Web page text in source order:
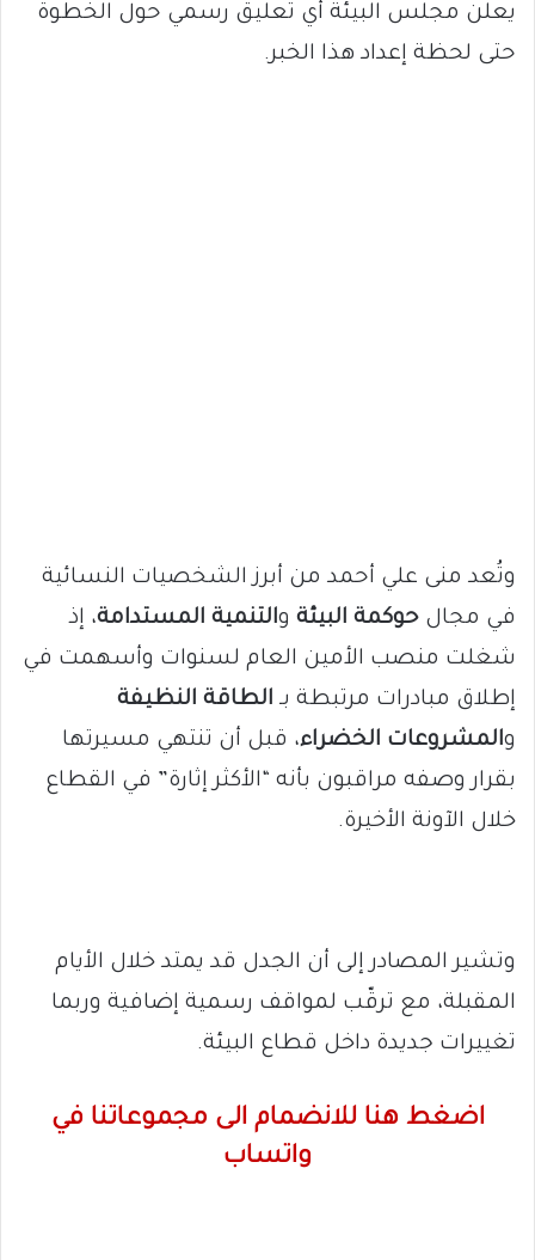
يعلن مجلس البيئة أي تعليق رسمي حول الخطوة
حتى لحظة إعداد هذا الخبر.
وتُعد منى علي أحمد من أبرز الشخصيات النسائية
في مجال حوكمة البيئة والتنمية المستدامة، إذ
شغلت منصب الأمين العام لسنوات وأسهمت في
إطلاق مبادرات مرتبطة بـ الطاقة النظيفة
والمشروعات الخضراء، قبل أن تنتهي مسيرتها
بقرار وصفه مراقبون بأنه “الأكثر إثارة” في القطاع
خلال الآونة الأخيرة.
وتشير المصادر إلى أن الجدل قد يمتد خلال الأيام
المقبلة، مع ترقّب لمواقف رسمية إضافية وربما
تغييرات جديدة داخل قطاع البيئة.
اضغط هنا للانضمام الى مجموعاتنا في
واتساب